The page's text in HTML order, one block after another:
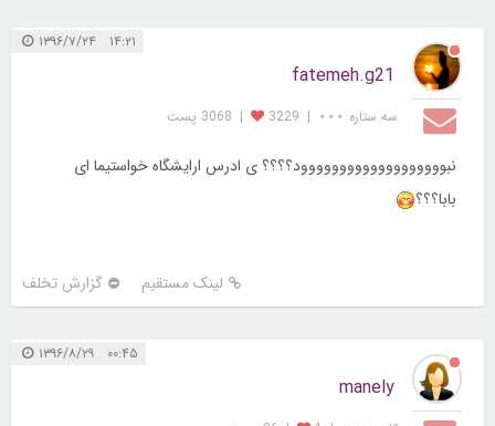
۱۴:۲۱ ۱۳۹۶/۷/۲۴
fatemeh.g21
سه ستاره ⋆⋆⋆ |
3229
| 3068 پست
نبووووووووووووووووووود؟؟؟؟ ی ادرس ارایشگاه خواستیما ای
بابا؟؟؟
لینک مستقیم گزارش تخلف
۰۰:۴۵ ۱۳۹۶/۸/۲۹
manely